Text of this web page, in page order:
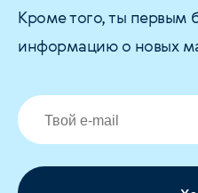
Кроме того, ты первым
информацию о новых